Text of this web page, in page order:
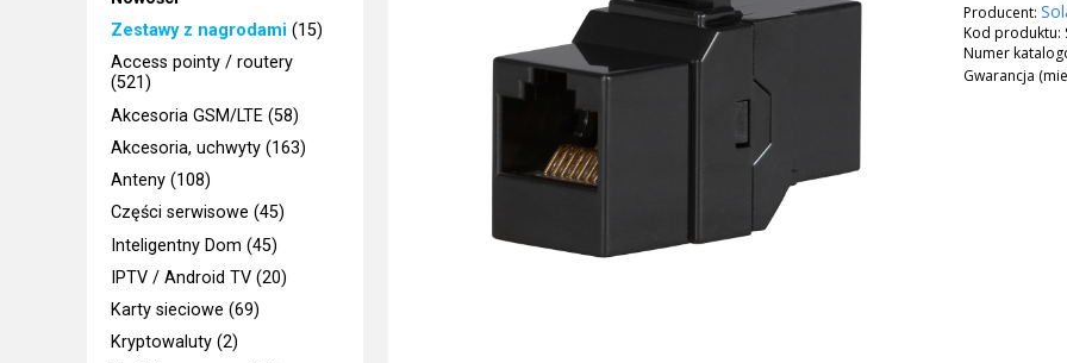
Zestawy z nagrodami (15)
Access pointy / routery
(521)
Akcesoria GSM/LTE (58)
Akcesoria, uchwyty (163)
Anteny (108)
Części serwisowe (45)
Inteligentny Dom (45)
IPTV / Android TV (20)
Karty sieciowe (69)
Kryptowaluty (2)
Producent:
Kod produktu:
Numer
Gwarancja